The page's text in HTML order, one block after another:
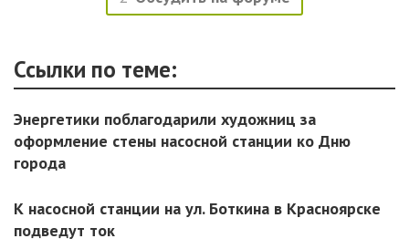
Ссылки по теме:
Энергетики поблагодарили художниц за
оформление стены насосной станции ко Дню
города
К насосной станции на ул. Боткина в Красноярске
подведут ток